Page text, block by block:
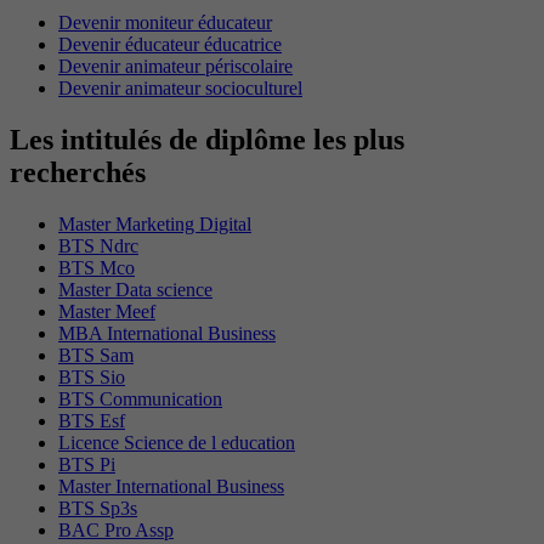
Devenir moniteur éducateur
Devenir éducateur éducatrice
Devenir animateur périscolaire
Devenir animateur socioculturel
Les intitulés de diplôme les plus
recherchés
Master Marketing Digital
BTS Ndrc
BTS Mco
Master Data science
Master Meef
MBA International Business
BTS Sam
BTS Sio
BTS Communication
BTS Esf
Licence Science de l education
BTS Pi
Master International Business
BTS Sp3s
BAC Pro Assp